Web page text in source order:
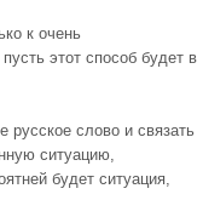
к очень
этот способ будет в
русское слово и связать
ситуацию,
будет ситуация,